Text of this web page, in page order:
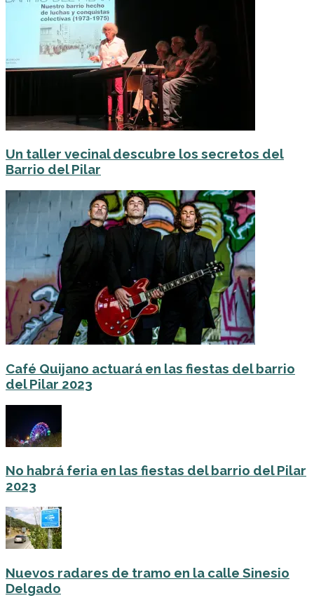
Un taller vecinal descubre los secretos del
Barrio del Pilar
Café Quijano actuará en las fiestas del barrio
del Pilar 2023
No habrá feria en las fiestas del barrio del Pilar
2023
Nuevos radares de tramo en la calle Sinesio
Delgado